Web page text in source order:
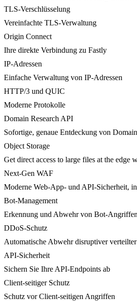
TLS-Verschlüsselung
Vereinfachte TLS-Verwaltung
Origin Connect
Ihre direkte Verbindung zu Fastly
IP-Adressen
Einfache Verwaltung von IP-Adressen
HTTP/3 und QUIC
Moderne Protokolle
Domain Research API
Sofortige, genaue Entdeckung von
Object Storage
Get direct access to large files at the edge
Next-Gen WAF
Moderne Web-App- und API-Sicherheit,
Bot-Management
Erkennung und Abwehr von Bot-Angriffen
DDoS-Schutz
Automatische Abwehr disruptiver
API-Sicherheit
Sichern Sie Ihre API-Endpoints ab
Client-seitiger Schutz
Schutz vor Client-seitigen Angriffen